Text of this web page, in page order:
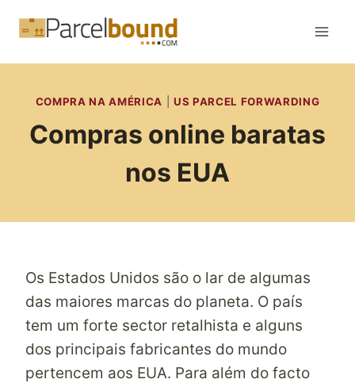
COMPRA NA AMÉRICA US PARCEL FORWARDING
Compras online baratas
nos EUA
Os Estados Unidos são o lar de algumas
das maiores marcas do planeta. O país
tem um forte sector retalhista e alguns
dos principais fabricantes do mundo
pertencem aos EUA. Para além do facto